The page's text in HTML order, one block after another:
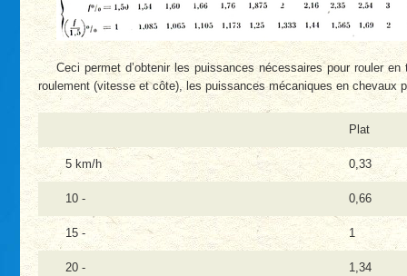
Ceci permet d’obtenir les puissances nécessaires pour rouler
roulement (vitesse et côte), les puissances mécaniques en chevaux
Plat
5 km/h 0,33
10 - 0,66
15 - 1
20 - 1,34